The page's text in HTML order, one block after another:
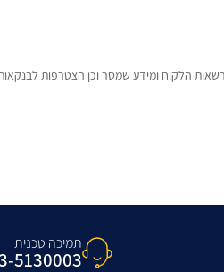
הלקוח ומידע שמסר וכן הצטרפות
תמיכה טכנית
5130003